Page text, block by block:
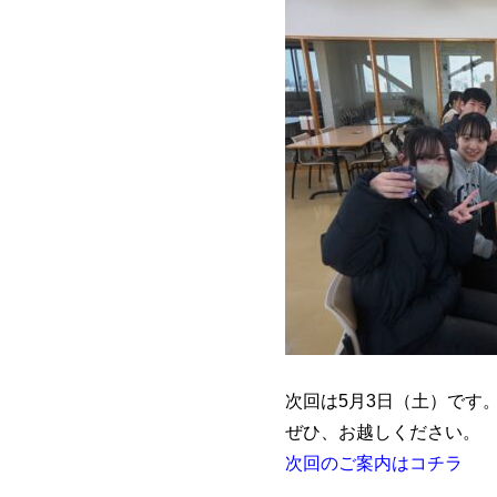
次回は5月3日（土）です
ぜひ、お越しください。
次回のご案内はコチラ